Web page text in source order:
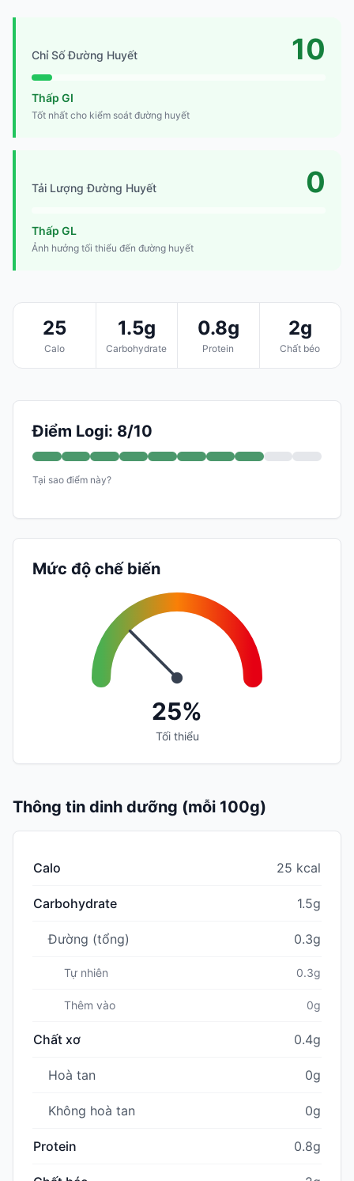
Chỉ Số Đường Huyết 10
Thấp GI
Tốt nhất cho kiểm soát đường huyết
Tải Lượng Đường Huyết 0
Thấp GL
Ảnh hưởng tối thiểu đến đường huyết
25
Calo
1.5g
Carbohydrate
0.8g
Protein
2g
Chất béo
Điểm Logi: 8/10
Tại sao điểm này?
Mức độ chế biến
25%
Tối thiểu
Thông tin dinh dưỡng (mỗi 100g)
Calo 25 kcal
Carbohydrate 1.5g
Đường (tổng) 0.3g
Tự nhiên 0.3g
Thêm vào 0g
Chất xơ 0.4g
Hoà tan 0g
Không hoà tan 0g
Protein 0.8g